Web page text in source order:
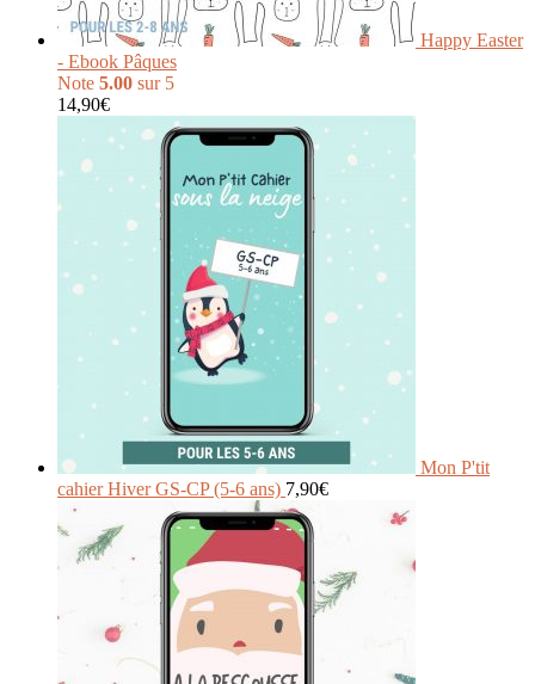
Happy Easter
- Ebook Pâques
Note 5.00 sur 5
14,90€
Mon P'tit
cahier Hiver GS-CP (5-6 ans) 7,90€